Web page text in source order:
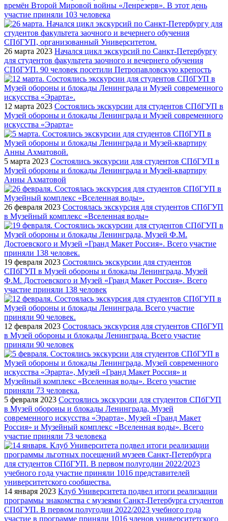
времён Второй Мировой войны «Ленрезерв». В этот день
участие приняли 103 человека
26 марта 2023 Начался цикл экскурсий по Санкт-Петербургу
для студентов факультета заочного и вечернего обучения
СПбГУП. 90 человек посетили Петропавловскую крепость
12 марта 2023 Состоялись экскурсии для студентов СПбГУП в
Музей обороны и блокады Ленинграда и Музей современного
искусства «Эрарта»
5 марта 2023 Состоялись экскурсии для студентов СПбГУП в
Музей обороны и блокады Ленинграда и Музей-квартиру
Анны Ахматовой
26 февраля 2023 Состоялась экскурсия для студентов СПбГУП
в Музейный комплекс «Вселенная воды»
19 февраля 2023 Состоялись экскурсии для студентов
СПбГУП в Музей обороны и блокады Ленинграда, Музей
Ф.М. Достоевского и Музей «Гранд Макет Россия». Всего
участие приняли 138 человек
12 февраля 2023 Состоялась экскурсия для студентов СПбГУП
в Музей обороны и блокады Ленинграда. Всего участие
приняли 90 человек
5 февраля 2023 Состоялись экскурсии для студентов СПбГУП
в Музей обороны и блокады Ленинграда, Музей
современного искусства «Эрарта», Музей «Гранд Макет
Россия» и Музейный комплекс «Вселенная воды». Всего
участие приняли 73 человека
14 января 2023 Клуб Университета подвел итоги реализации
программы знакомства с музеями Санкт-Петербурга студентов
СПбГУП. В первом полугодии 2022/2023 учебного года
участие в программе приняли 1016 членов университетского